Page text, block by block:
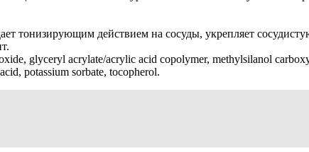
тонизирующим действием на сосуды, укрепляет
glyceryl acrylate/acrylic acid copolymer, methylsilanol
potassium sorbate, tocopherol.